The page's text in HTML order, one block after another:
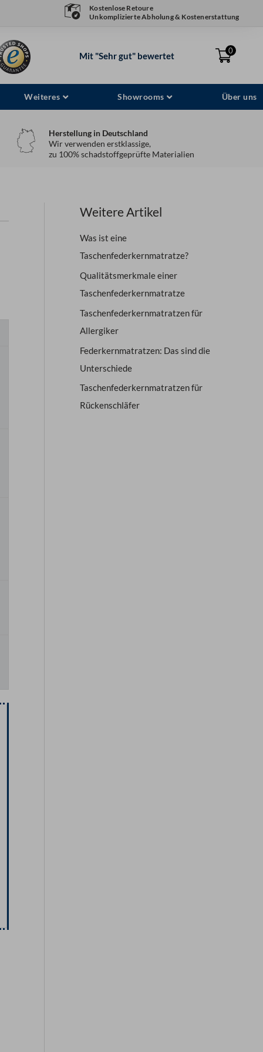
Kostenlose Retoure
Unkomplizierte Abholung & Kostenerstattung
Mit "Sehr gut" bewertet 0
Weiteres Showrooms Über uns
Herstellung in Deutschland
Wir verwenden erstklassige,
zu 100% schadstoffgeprüfte Materialien
Weitere Artikel
Was ist eine
Taschenfederkernmatratze?
Qualitätsmerkmale einer
Taschenfederkernmatratze
Taschenfederkernmatratzen für
Allergiker
Federkernmatratzen: Das sind die
Unterschiede
Taschenfederkernmatratzen für
Rückenschläfer